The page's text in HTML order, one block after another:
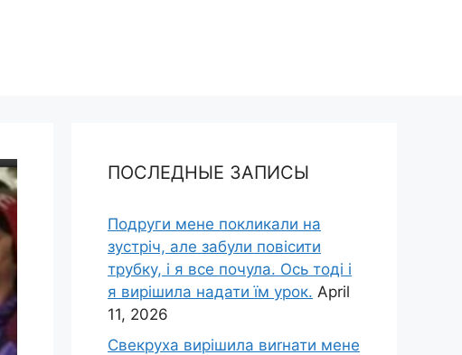
ПОСЛЕДНЫЕ ЗАПИСЫ
Подруги мене покликали на
зустріч, але забули повісити
трубку, і я все почула. Ось тоді і
я вирішила надати їм урок. April
11, 2026
Свекруха вирішила виrнати мене